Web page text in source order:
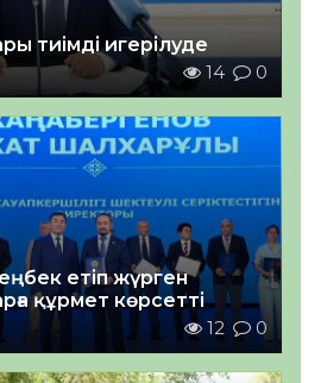
тиімді игерілуде
14 0
еңбек етіп жүрген
құрмет көрсетті
12 0